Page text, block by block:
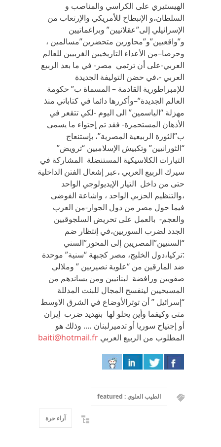
الهيستيري على الكراسي والمناصب و
السلطان،و الإنبطاح للأمريكي والإرتعاب من
الإسرائيلي إلى”عقلانيين” وبراغماتيين
و”واقعيين”و”محاورين متحضرين”مسالمين ،
وحرصا–من الأعداء التاريخيين الغربيين للعالم
العربي-على أن ترتمي مصر- في ما بعد الربيع
العربي -،في حضن التوليفة الجديدة
للإمبراطورية القادمة – المسماة ب” حكومة
العالم الجديدة”–وأكررها دائما في كتاباتي منذ
مهزلة “الياسمين” الى اليوم -لكي تتقعر في
الأذهان المستحمرة- فقد تم إحتواء ما يسمى
ب”الثورة الربيعية المصرية”، بإستنعاج
“الثورانيين” وتكبيش الإسلاميين “ترويض”
التيارات الكلاسيكية المستنضلة المشاركة في
سيرك الربيع العربي ،عبر إشعال الفتن الداخلية
حتى من داخل التيار الإيديولوجي الواحد
،والتنظيم الحزبي الواحد ، واشاعة الفوضى
فيما حول مصر من دول الجوار-من العرب
والعجم- بالعمل على تحريض السلجوقيين
الجدد لضرب السوريين،في إنتظار ضم
“السنيين”المصريين إلى المحور”السني
:تركيا،دول الخليج، مصر كجبهة “سنية” موحدة
ضد المارقين من “علوية نصيريين ” وملالي
صفويين ورافضة لبنانيين ومن يساندهم من
المسيحيين لينفسح المجال للبنت المدللة
“إسرائيل ” أن توترالأوضاع في الشرق الاوسط
متى وكيفما وأين يحلو لها بتهديد ضرب إيران
أو إجتياح سوريا أو تدميرلبنان …. وذلك هو
المطلوب من الربيع العربي baiti@hotmail.fr
الطيب العلوي : featured
آراء حرة